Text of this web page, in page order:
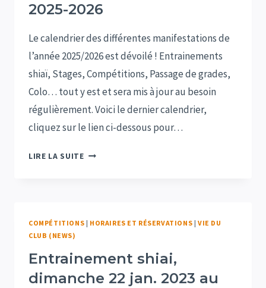
2025-2026
Le calendrier des différentes manifestations de
l’année 2025/2026 est dévoilé ! Entrainements
shiaï, Stages, Compétitions, Passage de grades,
Colo… tout y est et sera mis à jour au besoin
régulièrement. Voici le dernier calendrier,
cliquez sur le lien ci-dessous pour…
LIRE LA SUITECALENDRIER
2026
COMPÉTITIONS | HORAIRES ET RÉSERVATIONS |VIE DU
CLUB (NEWS)
Entrainement shiai,
dimanche 22 jan. 2023 au